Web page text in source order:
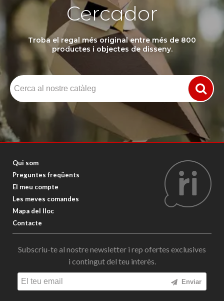
Cercador
Troba el regal més original entre més de 800
productes i objectes de disseny.
Qui som
Preguntes freqüents
El meu compte
Les meves comandes
Mapa del lloc
Contacte
Subscriu-te al nostre newsletter i rep ofertes exclusives
i contingut del teu interès.
Enviar